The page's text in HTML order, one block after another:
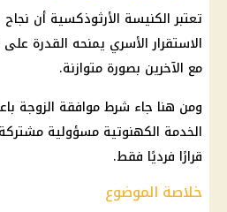
تعتبر الكنيسة الأرثوذكسية أن
الاستقرار الأسري يمنحه القدرة على
مع الآخرين بصورة متوازنة.
ومن هنا جاء شرط موافقة الزوجة
الخدمة الكهنوتية مسؤولية
قرارًا فرديًا فقط.
خلاصة الموضوع